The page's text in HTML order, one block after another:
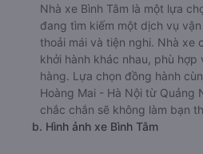
Nhà xe Bình Tâm là một lựa
đang tìm kiếm một dịch vụ
thoải mái và tiện nghi. Nhà xe
khởi hành khác nhau, phù hợp
hàng. Lựa chọn đồng hành
Hoàng Mai - Hà Nội từ Quảng
chắc chắn sẽ không làm bạn
b. Hình ảnh xe Bình Tâm